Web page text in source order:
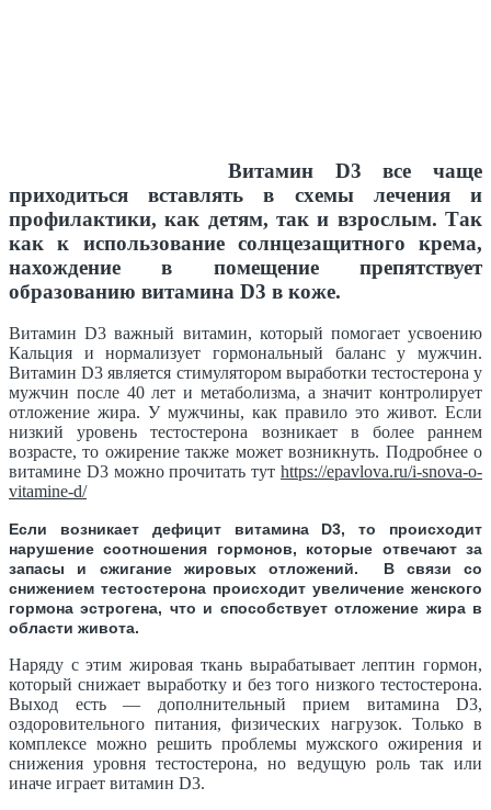
Витамин D3 все чаще
приходиться вставлять в схемы лечения и
профилактики, как детям, так и взрослым. Так
как к использование солнцезащитного крема,
нахождение в помещение препятствует
образованию витамина D3 в коже.
Витамин D3 важный витамин, который помогает усвоению
Кальция и нормализует гормональный баланс у мужчин.
Витамин D3 является стимулятором выработки тестостерона у
мужчин после 40 лет и метаболизма, а значит контролирует
отложение жира. У мужчины, как правило это живот. Если
низкий уровень тестостерона возникает в более раннем
возрасте, то ожирение также может возникнуть. Подробнее о
витамине D3 можно прочитать тут https://epavlova.ru/i-snova-o-
vitamine-d/
Если возникает дефицит витамина D3, то происходит
нарушение соотношения гормонов, которые отвечают за
запасы и сжигание жировых отложений. В связи со
снижением тестостерона происходит увеличение женского
гормона эстрогена, что и способствует отложение жира в
области живота.
Наряду с этим жировая ткань вырабатывает лептин гормон,
который снижает выработку и без того низкого тестостерона.
Выход есть — дополнительный прием витамина D3,
оздоровительного питания, физических нагрузок. Только в
комплексе можно решить проблемы мужского ожирения и
снижения уровня тестостерона, но ведущую роль так или
иначе играет витамин D3.